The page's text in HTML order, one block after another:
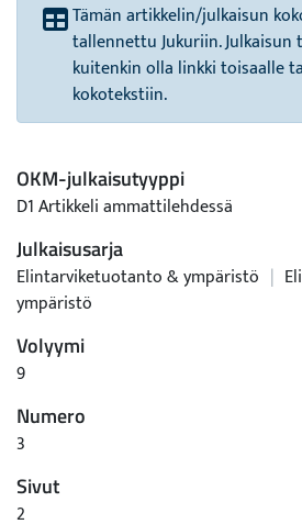
Tämän artikkelin/julkaisun
tallennettu Jukuriin. Julkaisun
kuitenkin olla linkki toisaalle
kokotekstiin.
OKM-julkaisutyyppi
D1 Artikkeli ammattilehdessä
Julkaisusarja
Elintarviketuotanto & ympäristö |
ympäristö
Volyymi
9
Numero
3
Sivut
2